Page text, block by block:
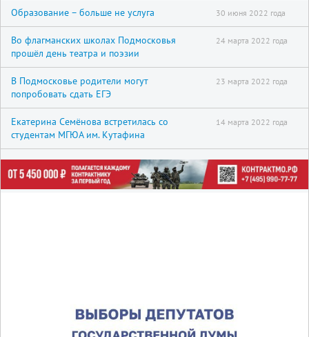
Образование – больше не услуга 30 июня 2022 года
Во флагманских школах Подмосковья
прошёл день театра и поэзии
24 марта 2022 года
В Подмосковье родители могут
попробовать сдать ЕГЭ
23 марта 2022 года
Екатерина Семёнова встретилась со
студентам МГЮА им. Кутафина
14 марта 2022 года